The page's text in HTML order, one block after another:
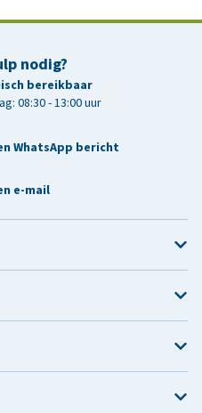
nodig?
bereikbaar
08:30 - 13:00 uur
WhatsApp bericht
e-mail